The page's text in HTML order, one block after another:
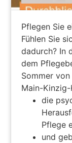
Pflegen Sie
Fühlen Sie
dadurch? In
dem
Sommer
Main-
die
Pflege
und